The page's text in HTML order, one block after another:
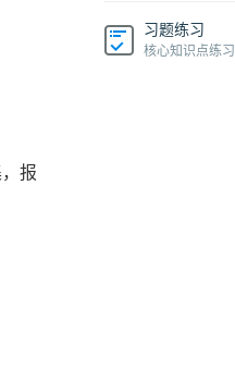
报
习题练习
核心知识点练习